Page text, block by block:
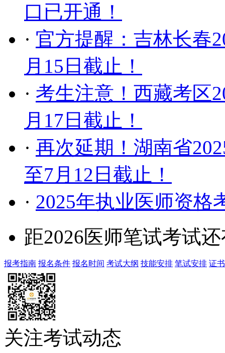
口已开通！
· 官方提醒：吉林长春
月15日截止！
· 考生注意！西藏考区
月17日截止！
· 再次延期！湖南省
至7月12日截止！
· 2025年执业医师资格
距2026医师笔试考试
报考指南 报名条件 报名时间 考试大纲 技能安排 笔试安排 证
关注考试动态